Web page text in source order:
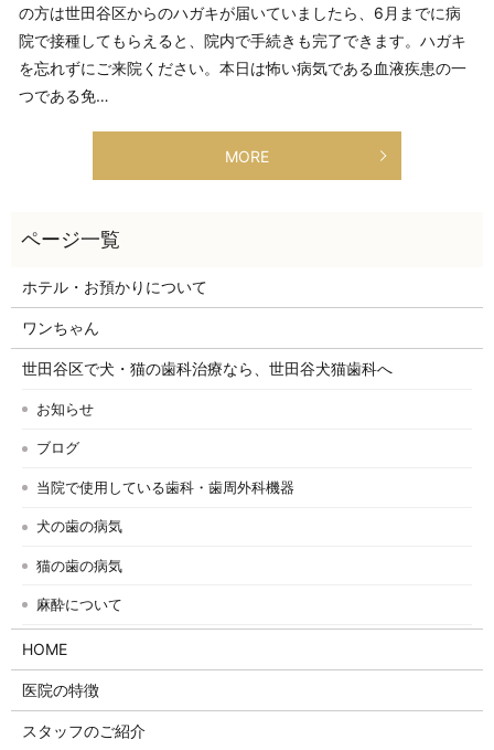
の方は世田谷区からのハガキが届いていましたら、6月までに病
院で接種してもらえると、院内で手続きも完了できます。ハガキ
を忘れずにご来院ください。本日は怖い病気である血液疾患の一
つである免…
MORE
ホテル・お預かりについて
ワンちゃん
世田谷区で犬・猫の歯科治療なら、世田谷犬猫歯科へ
お知らせ
ブログ
当院で使用している歯科・歯周外科機器
犬の歯の病気
猫の歯の病気
麻酔について
HOME
医院の特徴
スタッフのご紹介